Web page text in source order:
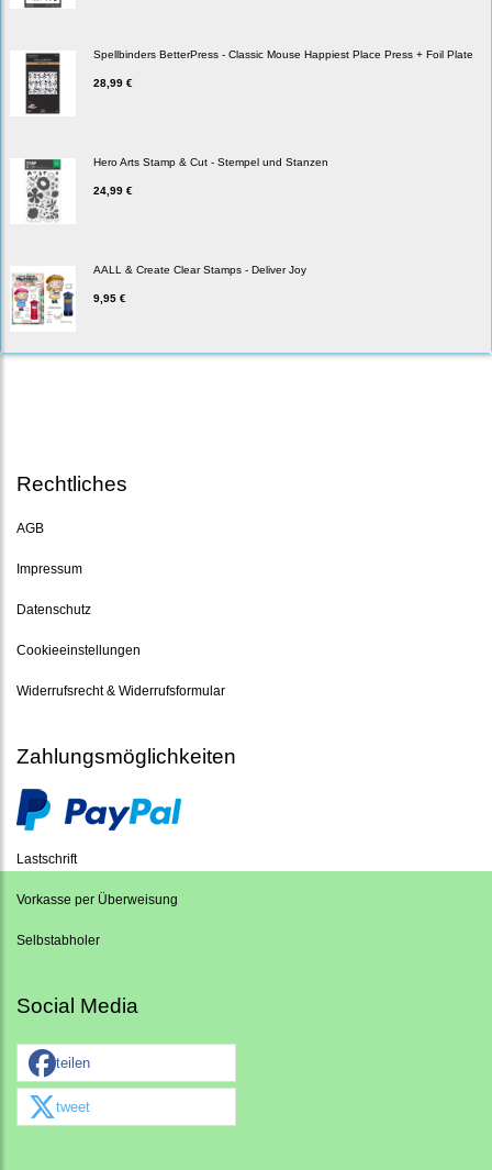
Spellbinders BetterPress - Classic Mouse Happiest Place Press + Foil Plate
28,99 €
Hero Arts Stamp & Cut - Stempel und Stanzen
24,99 €
AALL & Create Clear Stamps - Deliver Joy
9,95 €
Rechtliches
AGB
Impressum
Datenschutz
Cookieeinstellungen
Widerrufsrecht & Widerrufsformular
Zahlungsmöglichkeiten
Lastschrift
Vorkasse per Überweisung
Selbstabholer
Social Media
teilen
tweet